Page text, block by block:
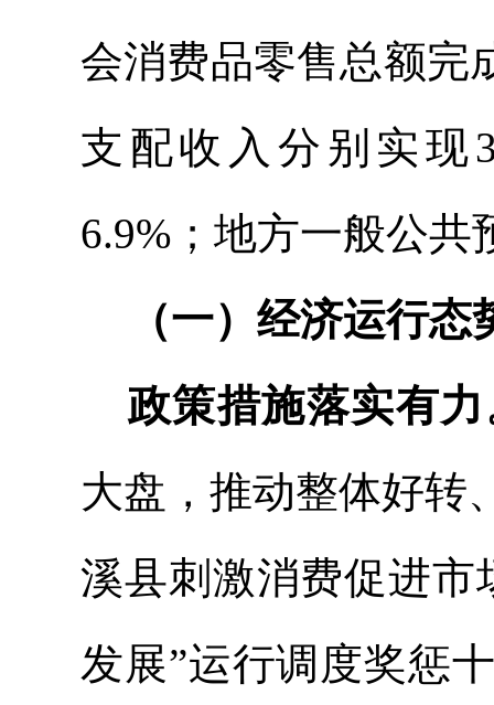
会消费品零售总额完
支配收入分别实现
6.9%；地方一般公共
（一）经济运行
政策措施落实有
大盘，推动整体好转
溪县刺激消费促进
发展”运行调度奖惩